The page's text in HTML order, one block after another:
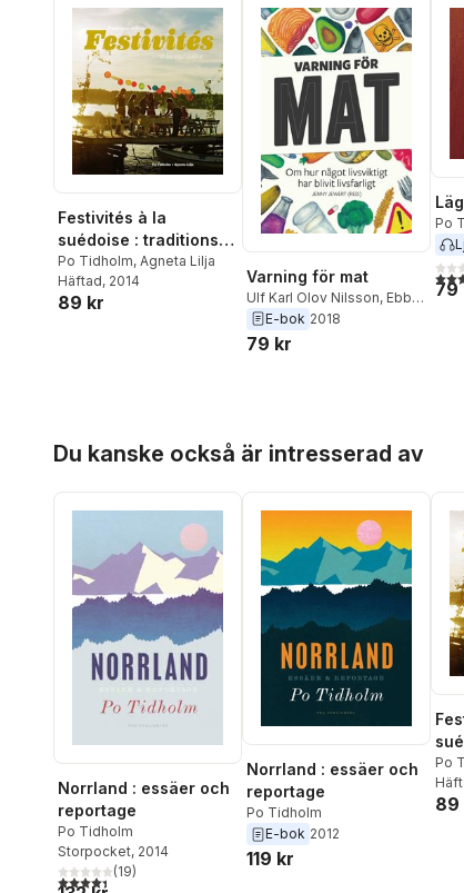
Festivités à la
suédoise : traditions
et fêtes
Po Tidholm, Agneta Lilja
Häftad, 2014
89 kr
Varning för mat
Ulf Karl Olov Nilsson, Ebbe
Schön,Daniel Rydén
Tidholm
Marçal, Emma Frans,Jenny
E-bok 2018
79 kr
Po
3,0
79
Du kanske också är intresserad av
Norrland : essäer och
reportage
Po Tidholm
Storpocket, 2014
4,4utav 5 stjärnor. Totalt antal röster:
(19)
Norrland : essäer och
reportage
Po Tidholm
E-bok 2012
119 kr
et
Po
89